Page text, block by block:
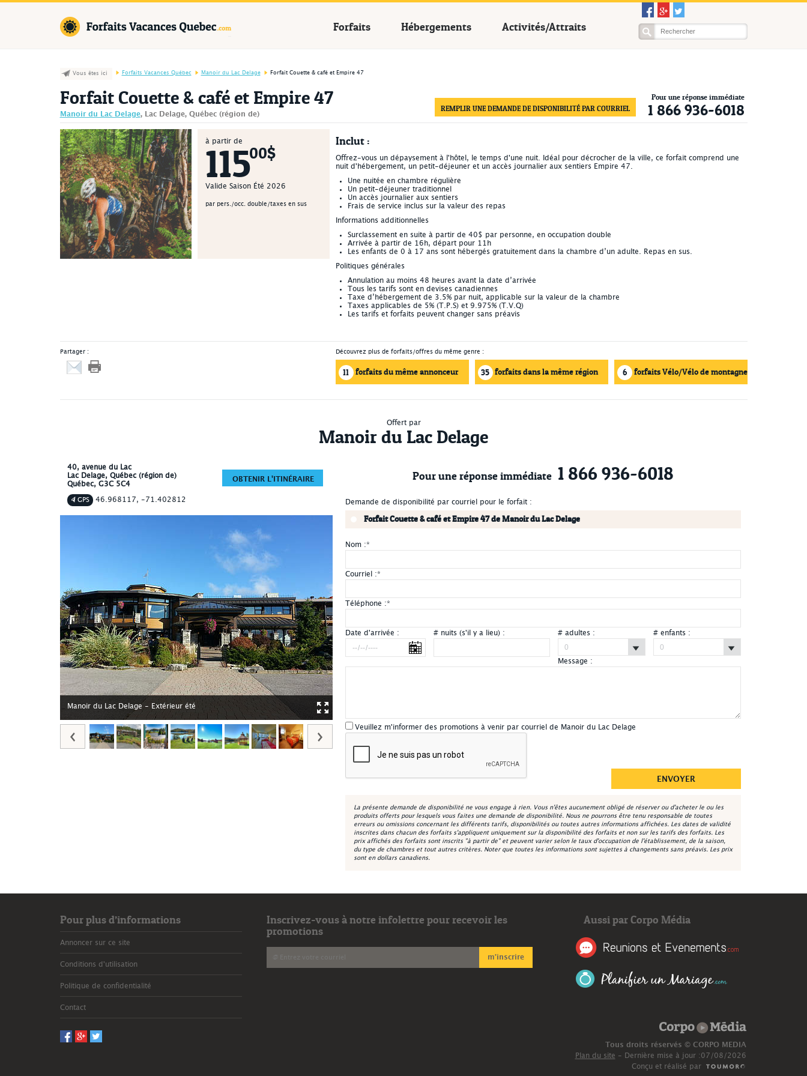
Forfaits Hébergements Activités/Attraits
Vous êtes ici Forfaits Vacances Québec Manoir du Lac Delage Forfait Couette & café et Empire 47
Forfait Couette & café et Empire 47
Manoir du Lac Delage, Lac Delage, Québec (région de)
Pour une réponse immédiate
1 866 936-6018
REMPLIR UNE DEMANDE DE DISPONIBILITÉ PAR COURRIEL
à partir de
11500$
Valide Saison Été 2026
par pers./occ. double/taxes en sus
Inclut :
Offrez-vous un dépaysement à l'hôtel, le temps d'une nuit. Idéal pour décrocher de la ville, ce forfait comprend une
nuit d'hébergement, un petit-déjeuner et un accès journalier aux sentiers Empire 47.
Une nuitée en chambre régulière
Un petit-déjeuner traditionnel
Un accès journalier aux sentiers
Frais de service inclus sur la valeur des repas
Informations additionnelles
Surclassement en suite à partir de 40$ par personne, en occupation double
Arrivée à partir de 16h, départ pour 11h
Les enfants de 0 à 17 ans sont hébergés gratuitement dans la chambre d’un adulte. Repas en sus.
Politiques générales
Annulation au moins 48 heures avant la date d’arrivée
Tous les tarifs sont en devises canadiennes
Taxe d’hébergement de 3.5% par nuit, applicable sur la valeur de la chambre
Taxes applicables de 5% (T.P.S) et 9.975% (T.V.Q)
Les tarifs et forfaits peuvent changer sans préavis
Partager : Découvrez plus de forfaits/offres du même genre :
11 forfaits du même annonceur 35 forfaits dans la même région 6 forfaits Vélo/Vélo de montagne
Offert par
Manoir du Lac Delage
40, avenue du Lac
Lac Delage, Québec (région de)
Québec, G3C 5C4
GPS 46.968117, -71.402812
OBTENIR L'ITINÉRAIRE
Manoir du Lac Delage - Extérieur été
Pour une réponse immédiate 1 866 936-6018
Demande de disponibilité par courriel pour le forfait :
Forfait Couette & café et Empire 47 de Manoir du Lac Delage
Nom :*
Courriel :*
Téléphone :*
Date d'arrivée : # nuits (s'il y a lieu) : # adultes : # enfants :
Message :
Veuillez m'informer des promotions à venir par courriel de Manoir du Lac Delage
La présente demande de disponibilité ne vous engage à rien. Vous n'êtes aucunement obligé de réserver ou d'acheter le ou les
produits offerts pour lesquels vous faites une demande de disponibilité. Nous ne pourrons être tenu responsable de toutes
erreurs ou omissions concernant les différents tarifs, disponibilités ou toutes autres informations affichées. Les dates de validité
inscrites dans chacun des forfaits s'appliquent uniquement sur la disponibilité des forfaits et non sur les tarifs des forfaits. Les
prix affichés des forfaits sont inscrits "à partir de" et peuvent varier selon le taux d'occupation de l'établissement, de la saison,
du type de chambres et tout autres critères. Noter que toutes les informations sont sujettes à changements sans préavis. Les prix
sont en dollars canadiens.
Pour plus d’informations
Annoncer sur ce site
Conditions d'utilisation
Politique de confidentialité
Contact
Inscrivez-vous à notre infolettre pour recevoir les
promotions
Aussi par Corpo Média
Tous droits réservés © CORPO MEDIA
Plan du site - Dernière mise à jour :07/08/2026
Conçu et réalisé par